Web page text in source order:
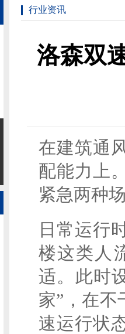
行业资讯
洛森双
在建筑通
配能力上
紧急两种
日常运行
楼这类人
适。此时
家”，在不
速运行状